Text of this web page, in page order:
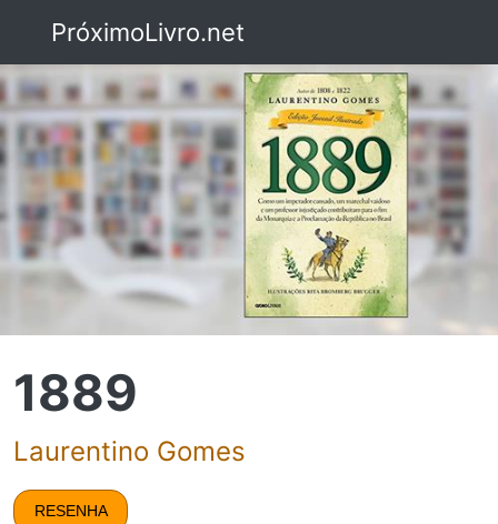
PróximoLivro.net
1889
Laurentino Gomes
RESENHA